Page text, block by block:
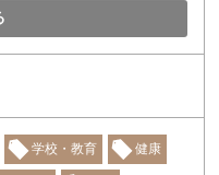
学校・教育 健康